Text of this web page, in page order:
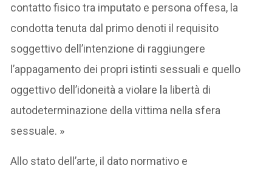
contatto fisico tra imputato e persona offesa, la
condotta tenuta dal primo denoti il requisito
soggettivo dell’intenzione di raggiungere
l’appagamento dei propri istinti sessuali e quello
oggettivo dell’idoneità a violare la libertà di
autodeterminazione della vittima nella sfera
sessuale. »
Allo stato dell’arte, il dato normativo e